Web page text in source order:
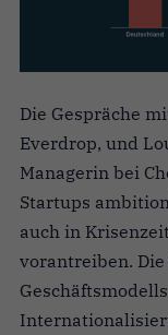
Die Gespräche
Everdrop, und
Managerin bei
Startups
auch in
vorantreiben.